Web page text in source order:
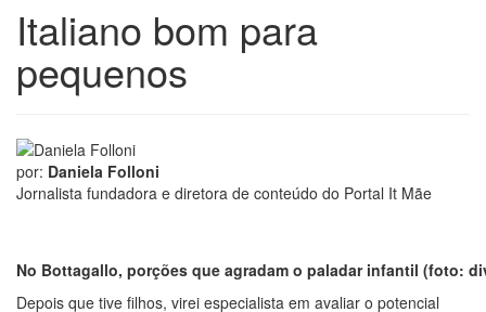
Italiano bom para
pequenos
por: Daniela Folloni
Jornalista fundadora e diretora de conteúdo do Portal It Mãe
No Bottagallo, porções que agradam o paladar infantil (foto:
Depois que tive filhos, virei especialista em avaliar o potencial